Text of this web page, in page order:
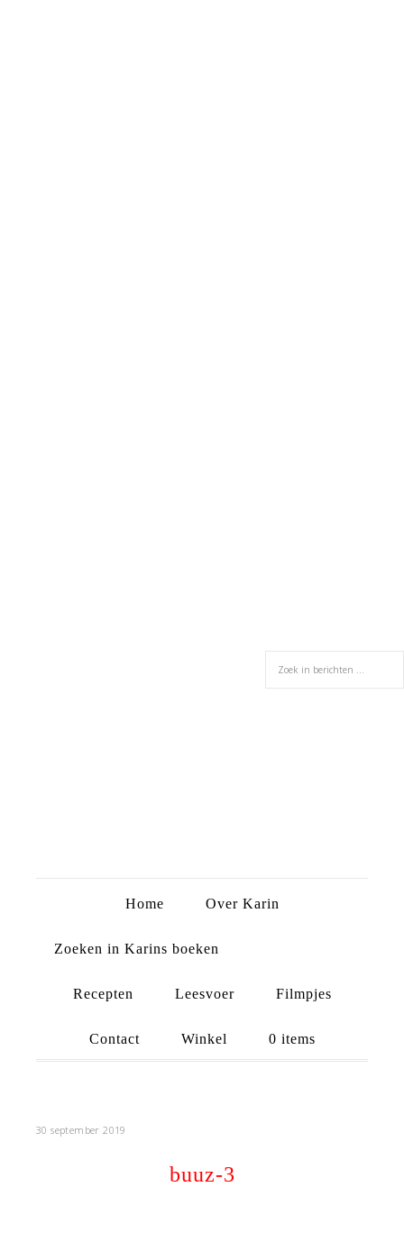
Home Over Karin
Zoeken in Karins boeken
Recepten Leesvoer Filmpjes
Contact Winkel 0 items
30 september 2019
buuz-3